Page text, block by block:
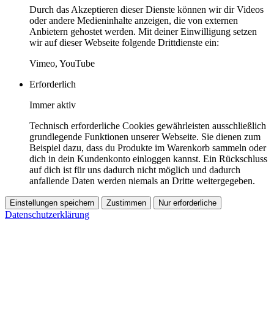
Durch das Akzeptieren dieser Dienste können wir dir Videos
oder andere Medieninhalte anzeigen, die von externen
Anbietern gehostet werden. Mit deiner Einwilligung setzen
wir auf dieser Webseite folgende Drittdienste ein:
Vimeo, YouTube
Erforderlich
Immer aktiv
Technisch erforderliche Cookies gewährleisten ausschließlich
grundlegende Funktionen unserer Webseite. Sie dienen zum
Beispiel dazu, dass du Produkte im Warenkorb sammeln oder
dich in dein Kundenkonto einloggen kannst. Ein Rückschluss
auf dich ist für uns dadurch nicht möglich und dadurch
anfallende Daten werden niemals an Dritte weitergegeben.
Einstellungen speichern Zustimmen Nur erforderliche
Datenschutzerklärung